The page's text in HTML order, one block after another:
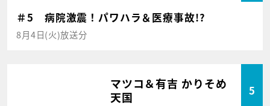
＃5 病院激震！パワハラ＆医療事故!?
8月4日(火)放送分
マツコ＆有吉 かりそめ
天国
5